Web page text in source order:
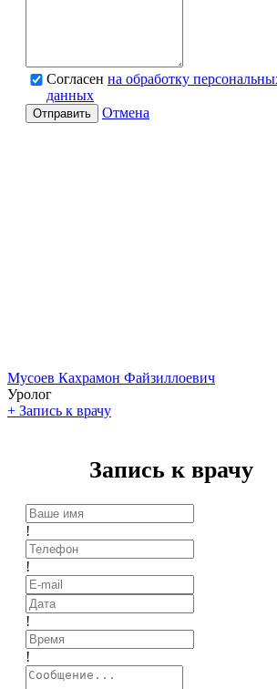
Согласен на обработку
данных
Отправить Отмена
Мусоев Кахрамон Файзиллоевич
Уролог
+ Запись к врачу
Запись к врачу
!
!
!
!